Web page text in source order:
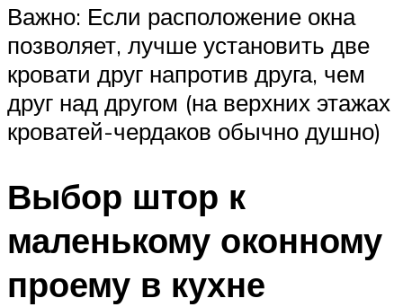
Важно: Если расположение окна
позволяет, лучше установить две
кровати друг напротив друга, чем
друг над другом (на верхних этажах
кроватей-чердаков обычно душно)
Выбор штор к
маленькому оконному
проему в кухне